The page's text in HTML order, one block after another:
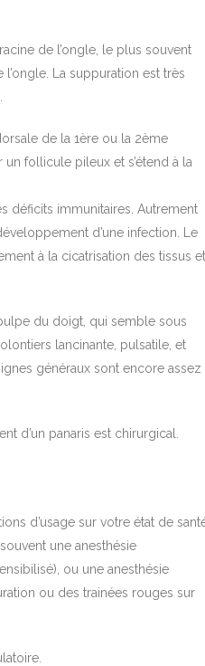
de l’ongle, le plus souvent
La suppuration est très
de la 1ère ou la 2ème
un follicule pileux et s’étend à la
déficits immunitaires. Autrement
d’une infection. Le
à la cicatrisation des tissus et
du doigt, qui semble sous
lancinante, pulsatile, et
généraux sont encore assez
d’un panaris est chirurgical.
d’usage sur votre état de
une anesthésie
ou une anesthésie
ou des trainées rouges sur